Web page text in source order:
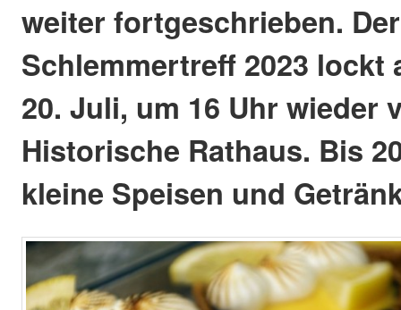
weiter fortgeschrieben.
Schlemmertreff 2023 lockt
20. Juli, um 16 Uhr wieder
Historische Rathaus. Bis
kleine Speisen und